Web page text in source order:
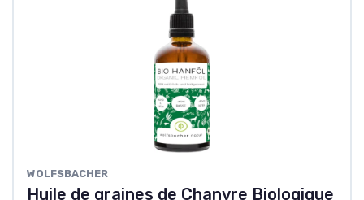
WOLFSBACHER
Huile de graines de Chanvre Biologique